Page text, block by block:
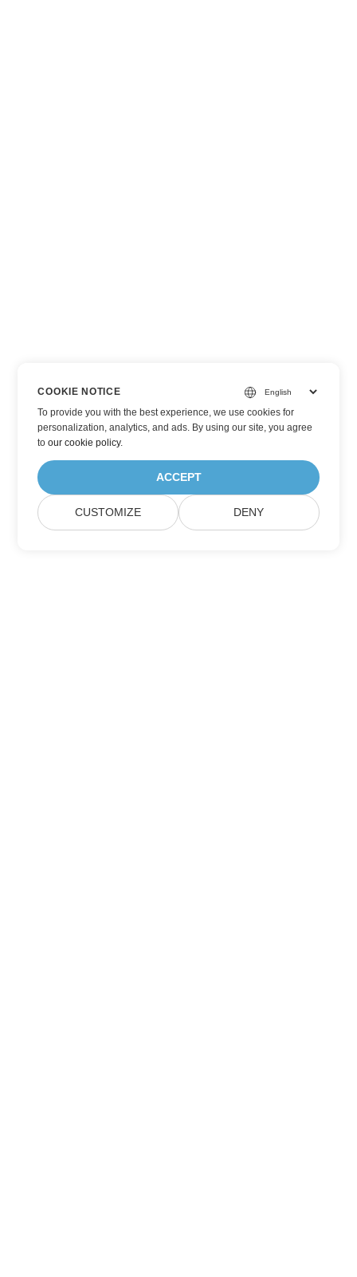
COOKIE NOTICE
To provide you with the best experience, we use cookies for
personalization, analytics, and ads. By using our site, you agree
toour cookie policy.
ACCEPT
CUSTOMIZE DENY